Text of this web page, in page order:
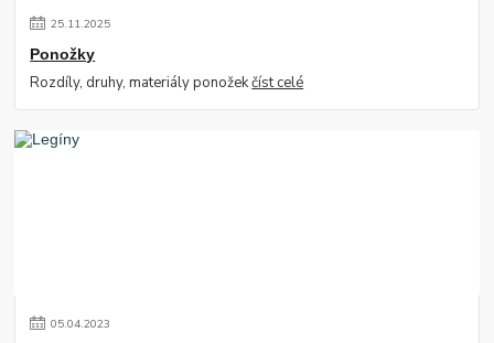
25.11.2025
Ponožky
Rozdíly, druhy, materiály ponožekčíst celé
05.04.2023